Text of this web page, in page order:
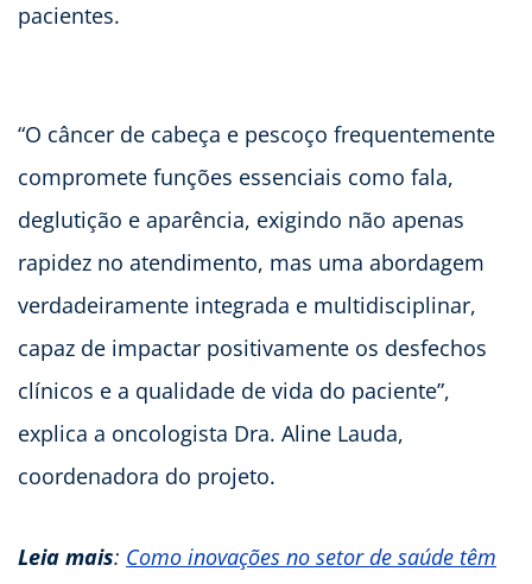
pacientes.
“O câncer de cabeça e pescoço frequentemente
compromete funções essenciais como fala,
deglutição e aparência, exigindo não apenas
rapidez no atendimento, mas uma abordagem
verdadeiramente integrada e multidisciplinar,
capaz de impactar positivamente os desfechos
clínicos e a qualidade de vida do paciente”,
explica a oncologista Dra. Aline Lauda,
coordenadora do projeto.
Leia mais: Como inovações no setor de saúde têm